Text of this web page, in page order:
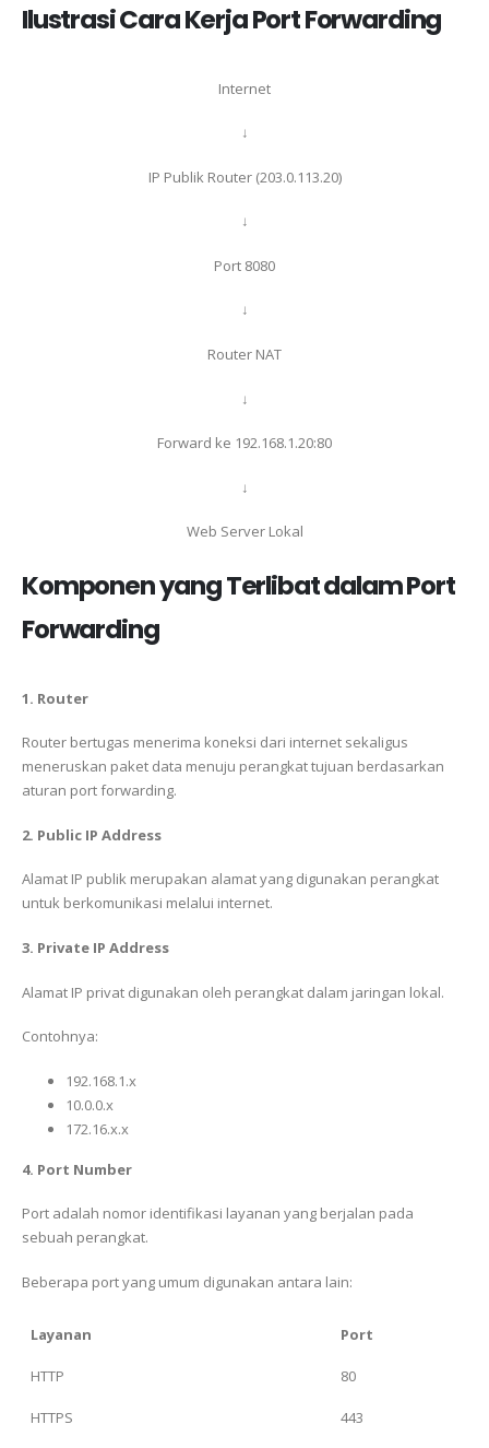
Ilustrasi Cara Kerja Port Forwarding
Internet
↓
IP Publik Router (203.0.113.20)
↓
Port 8080
↓
Router NAT
↓
Forward ke 192.168.1.20:80
↓
Web Server Lokal
Komponen yang Terlibat dalam Port
Forwarding
1. Router
Router bertugas menerima koneksi dari internet sekaligus
meneruskan paket data menuju perangkat tujuan berdasarkan
aturan port forwarding.
2. Public IP Address
Alamat IP publik merupakan alamat yang digunakan perangkat
untuk berkomunikasi melalui internet.
3. Private IP Address
Alamat IP privat digunakan oleh perangkat dalam jaringan lokal.
Contohnya:
192.168.1.x
10.0.0.x
172.16.x.x
4. Port Number
Port adalah nomor identifikasi layanan yang berjalan pada
sebuah perangkat.
Beberapa port yang umum digunakan antara lain:
Layanan Port
HTTP 80
HTTPS 443